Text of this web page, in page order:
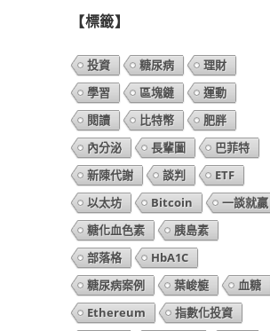
【標籤】
投資 糖尿病
理財
學習
區塊鏈
運動
閱讀
比特幣
肥胖
內分泌
長輩圖
巴菲特
新陳代謝
談判
ETF
以太坊
Bitcoin
一談就贏
糖化血色素
胰島素
部落格
HbA1C
糖尿病案例
葉峻榳
血糖
Ethereum
指數化投資